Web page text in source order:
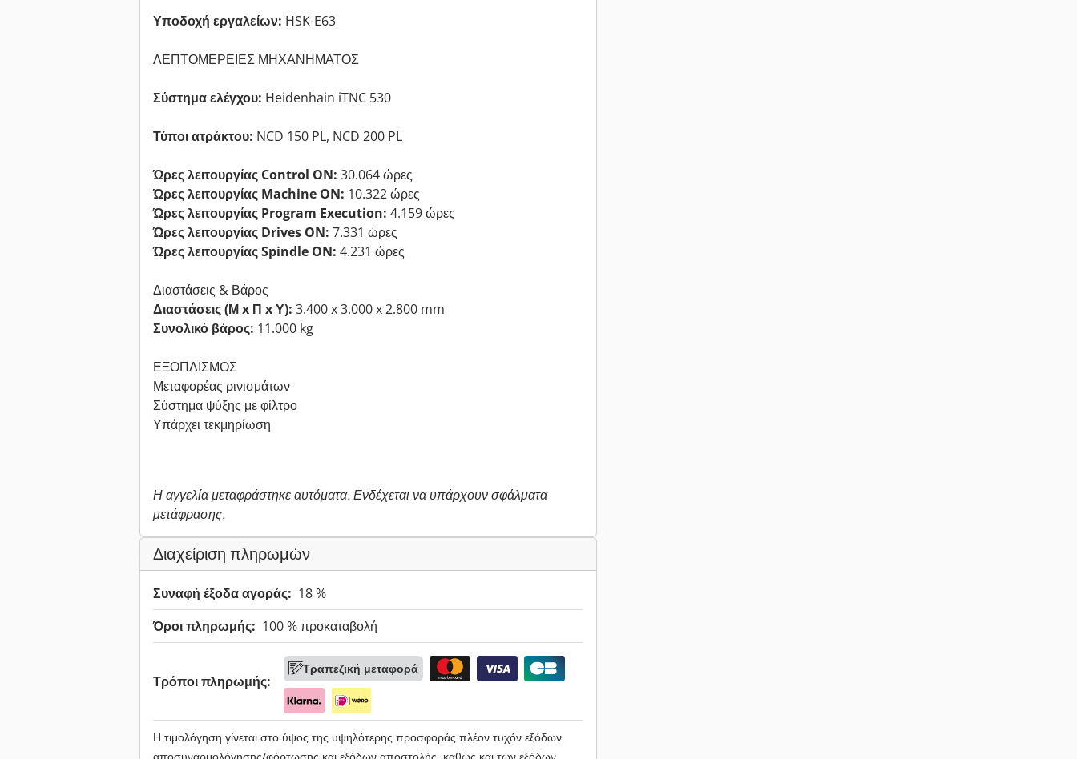
Υποδοχή εργαλείων: HSK-E63
ΛΕΠΤΟΜΕΡΕΙΕΣ ΜΗΧΑΝΗΜΑΤΟΣ
Σύστημα ελέγχου: Heidenhain iTNC 530
Τύποι ατράκτου: NCD 150 PL, NCD 200 PL
Ώρες λειτουργίας Control ON: 30.064 ώρες
Ώρες λειτουργίας Machine ON: 10.322 ώρες
Ώρες λειτουργίας Program Execution: 4.159 ώρες
Ώρες λειτουργίας Drives ON: 7.331 ώρες
Ώρες λειτουργίας Spindle ON: 4.231 ώρες
Διαστάσεις & Βάρος
Διαστάσεις (Μ x Π x Υ): 3.400 x 3.000 x 2.800 mm
Συνολικό βάρος: 11.000 kg
ΕΞΟΠΛΙΣΜΟΣ
Μεταφορέας ρινισμάτων
Σύστημα ψύξης με φίλτρο
Υπάρχει τεκμηρίωση
Η αγγελία μεταφράστηκε αυτόματα. Ενδέχεται να υπάρχουν σφάλματα
μετάφρασης.
Διαχείριση πληρωμών
Συναφή έξοδα αγοράς: 18 %
Όροι πληρωμής: 100 % προκαταβολή
Τρόποι πληρωμής:
Τραπεζική μεταφορά
Η τιμολόγηση γίνεται στο ύψος της υψηλότερης προσφοράς πλέον τυχόν εξόδων